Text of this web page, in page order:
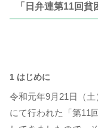
「日弁連第11回
1 はじめに
令和元年9月21日（
にて行われた「第11